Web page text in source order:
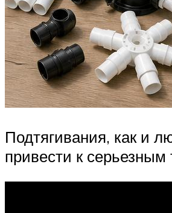
Подтягивания, как и
привести к